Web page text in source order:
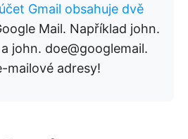
Gmail obsahuje dvě
Mail. Například john.
john. doe@googlemail.
mailové adresy!